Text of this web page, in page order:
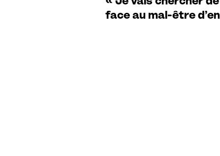
face au mal-être